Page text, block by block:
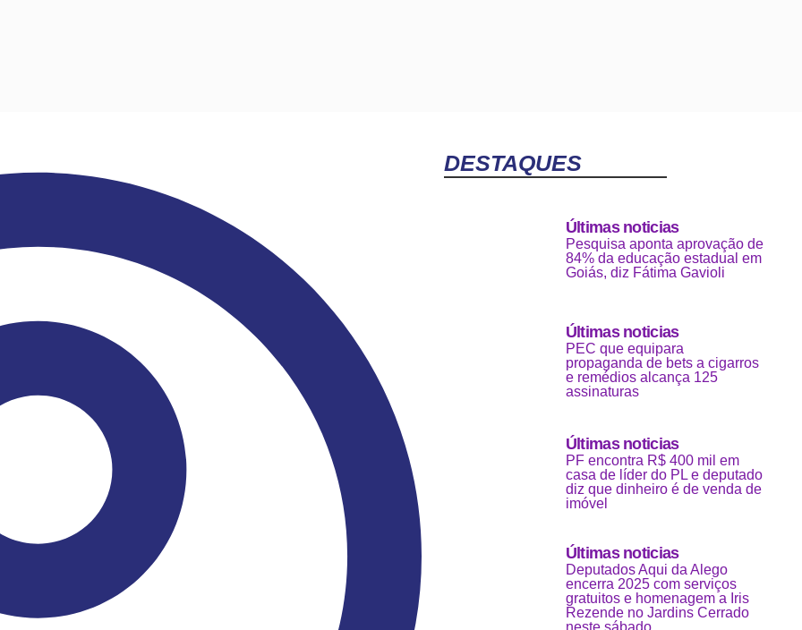
DESTAQUES
Últimas noticias
Pesquisa aponta aprovação de
84% da educação estadual em
Goiás, diz Fátima Gavioli
Últimas noticias
PEC que equipara
propaganda de bets a cigarros
e remédios alcança 125
assinaturas
Últimas noticias
PF encontra R$ 400 mil em
casa de líder do PL e deputado
diz que dinheiro é de venda de
imóvel
Últimas noticias
Deputados Aqui da Alego
encerra 2025 com serviços
gratuitos e homenagem a Iris
Rezende no Jardins Cerrado